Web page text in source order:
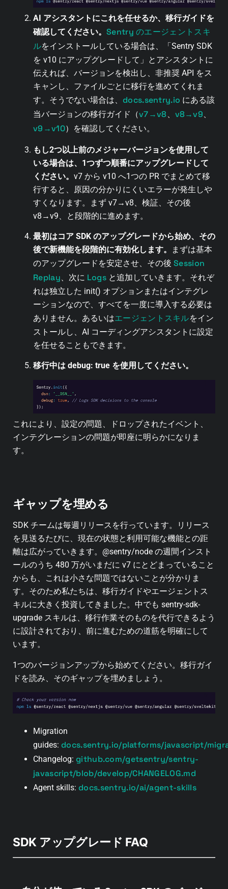
AI アシスタントにこれを任せるか、移行ガイドを
確認してください。 Sentry のエージェントスキ
ルをインストールしている場合は、「Sentry SDK
を v10 にアップグレードして」とアシスタントに
伝えれば、バージョンを検出し、非推奨 API をス
キャンし、ファイルごとに移行を進めてくれま
す。そうでない場合は、 docs.sentry.io にある該
当バージョンの移行ガイド（v7→v8 、 v8→v9、
v9→v10）を確認してください。
もし2つ以上前のメジャーバージョンを使用して
いる場合は、1つずつ順番にアップグレードして
ください。 v7 から v10 へ1つの PR でまとめて移
行すると、原因の分かりにくいエラーが発生しや
すくなります。まず v7→v8、検証、その後
v8→v9、と段階的に進めます。
最初はコア SDK のアップグレードから始め、その
後で新機能を段階的に有効化します。
まずは基本
のアップグレードを安定させ、その後 Session
Replay、次に Logs と追加していきます。それぞ
れは独立した init() オプションまたはインテグレ
ーションなので、すべてを一度に導入する必要は
ありません。あるいはエージェントスキルをイン
ストールし、AI コーディングアシスタントに設定
を任せることもできます。
移行中は debug: true を使用してください。
これにより、設定の問題、ドロップされたイベント、
インテグレーションの問題が即座に明らかになりま
す。
ギャップを埋める
SDK チームは毎週リリースを行っています。リリース
を見送るたびに、現在の状態と利用可能な機能との距
離は広がっていきます。@sentry/node の週間インスト
ールのうち 480 万がいまだに v7 にとどまっていること
からも、これは小さな問題ではないことが分かりま
す。そのため私たちは、移行ガイドやエージェントス
キルに大きく投資してきました。中でも sentry-sdk-
upgrade スキルは、移行作業そのものを代行できるよう
に設計されており、前に進むための道筋を明確にして
います。
1つのバージョンアップから始めてください。移行ガイ
ドを読み、そのギャップを埋めましょう。
Migration
guides: docs.sentry.io/platforms/javascript/
Changelog: github.com/getsentry/sentry-
javascript/blob/develop/CHANGELOG.md
Agent skills: docs.sentry.io/ai/agent-skills
SDK アップグレード FAQ